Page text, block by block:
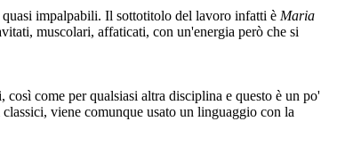
impalpabili. Il sottotitolo del lavoro infatti è Maria
muscolari, affaticati, con un'energia però che si
come per qualsiasi altra disciplina e questo è un po'
viene comunque usato un linguaggio con la